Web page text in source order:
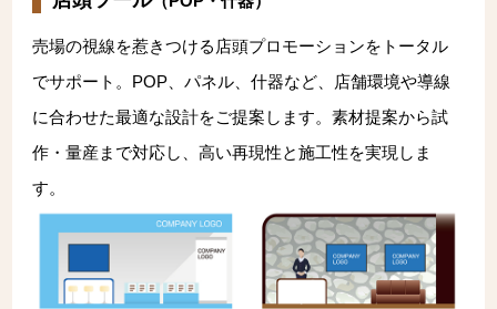
売場の視線を惹きつける店頭プロモーションをトータル
でサポート。POP、パネル、什器など、店舗環境や導線
に合わせた最適な設計をご提案します。素材提案から試
作・量産まで対応し、高い再現性と施工性を実現しま
す。